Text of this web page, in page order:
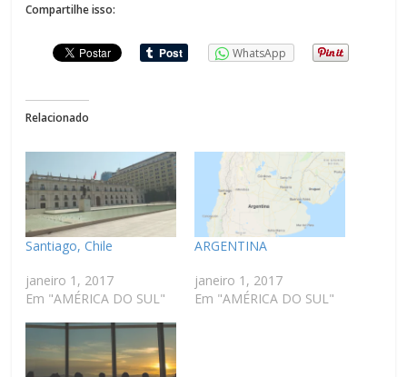
Compartilhe isso:
WhatsApp
Relacionado
Santiago, Chile
janeiro 1, 2017
Em "AMÉRICA DO SUL"
ARGENTINA
janeiro 1, 2017
Em "AMÉRICA DO SUL"